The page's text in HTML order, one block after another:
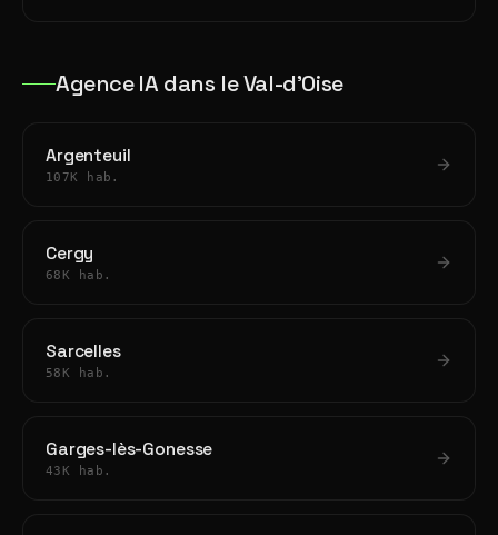
Agence IA dans le Val-d'Oise
Argenteuil
107K hab.
Cergy
68K hab.
Sarcelles
58K hab.
Garges-lès-Gonesse
43K hab.